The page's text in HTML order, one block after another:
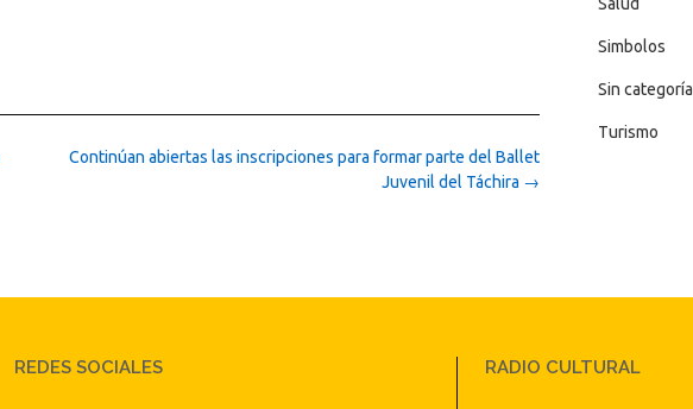
Continúan abiertas las inscripciones para formar parte del Ballet
Juvenil del Táchira →
Simbolos
Sin categoría
Turismo
REDES SOCIALES RADIO CULTURAL